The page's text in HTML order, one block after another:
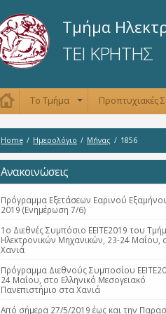
Τμήμα
ΤΕΙ ΚΡΗΤΗΣ
Το Τμήμα Προπτυχιακές
Home / Ημερολόγιο / Μήνας / 1856
Ανακοινώσεις
Πρόγραμμα Εξετάσεων Εαρινού
2019 (Ενημέρωση 7/6)
1ο Διεθνές Συμπόσιο ΕΕΙΤΕ2019 του
Ηλεκτρονικών Μηχανικών, 23-24 Μαΐου,
Χανιά
Πρόγραμμα Διεθνούς Συμποσίου
24 Μαΐου, στο Ελληνικό Μεσογειακό
Πανεπιστήμιο στα Χανιά
Από σήμερα 27/5/2019 έως και την